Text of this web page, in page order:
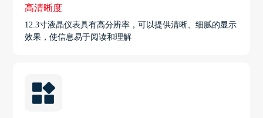
高清晰度
12.3寸液晶仪表具有高分辨率，可以提供清晰、细腻的显示
效果，使信息易于阅读和理解